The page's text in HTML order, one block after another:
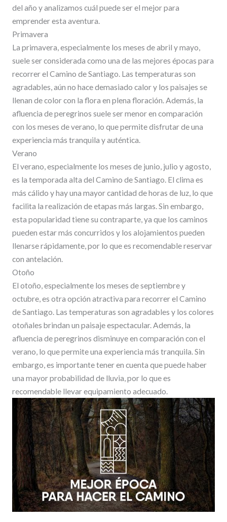
del año y analizamos cuál puede ser el mejor para
emprender esta aventura.
Primavera
La primavera, especialmente los meses de abril y mayo,
suele ser considerada como una de las mejores épocas para
recorrer el Camino de Santiago. Las temperaturas son
agradables, aún no hace demasiado calor y los paisajes se
llenan de color con la flora en plena floración. Además, la
afluencia de peregrinos suele ser menor en comparación
con los meses de verano, lo que permite disfrutar de una
experiencia más tranquila y auténtica.
Verano
El verano, especialmente los meses de junio, julio y agosto,
es la temporada alta del Camino de Santiago. El clima es
más cálido y hay una mayor cantidad de horas de luz, lo que
facilita la realización de etapas más largas. Sin embargo,
esta popularidad tiene su contraparte, ya que los caminos
pueden estar más concurridos y los alojamientos pueden
llenarse rápidamente, por lo que es recomendable reservar
con antelación.
Otoño
El otoño, especialmente los meses de septiembre y
octubre, es otra opción atractiva para recorrer el Camino
de Santiago. Las temperaturas son agradables y los colores
otoñales brindan un paisaje espectacular. Además, la
afluencia de peregrinos disminuye en comparación con el
verano, lo que permite una experiencia más tranquila. Sin
embargo, es importante tener en cuenta que puede haber
una mayor probabilidad de lluvia, por lo que es
recomendable llevar equipamiento adecuado.